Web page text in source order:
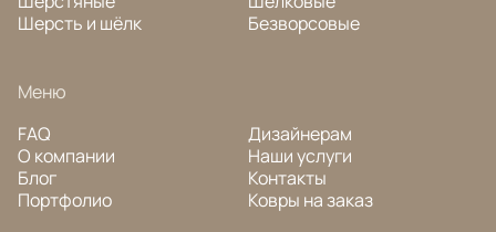
Шерсть и шёлк
Безворсовые
Меню
FAQ
О компании
Блог
Портфолио
Дизайнерам
Наши услуги
Контакты
Ковры на заказ